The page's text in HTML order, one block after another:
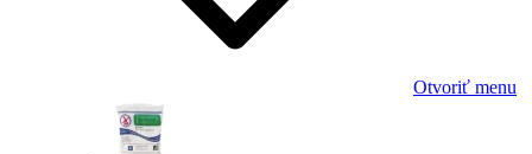
Otvoriť menu
Powered by chaterimo